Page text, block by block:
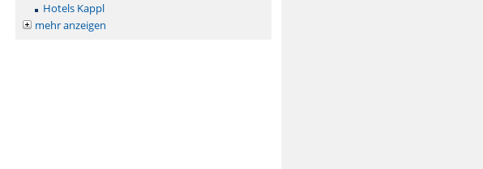
Hotels Kappl
mehr anzeigen